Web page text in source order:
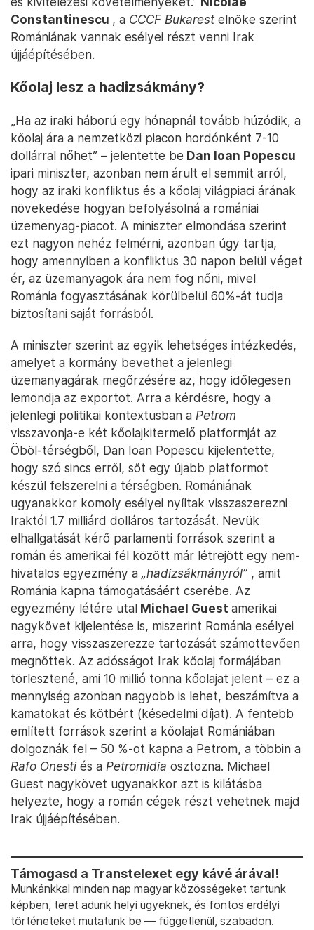
Constantinescu , a CCCF Bukarest elnöke szerint
Romániának vannak esélyei részt venni Irak
újjáépítésében.
Kőolaj lesz a hadizsákmány?
„Ha az iraki háború egy hónapnál tovább húzódik, a
kőolaj ára a nemzetközi piacon hordónként 7-10
dollárral nőhet” – jelentette be Dan Ioan Popescu
ipari miniszter, azonban nem árult el semmit arról,
hogy az iraki konfliktus és a kőolaj világpiaci árának
növekedése hogyan befolyásolná a romániai
üzemenyag-piacot. A miniszter elmondása szerint
ezt nagyon nehéz felmérni, azonban úgy tartja,
hogy amennyiben a konfliktus 30 napon belül véget
ér, az üzemanyagok ára nem fog nőni, mivel
Románia fogyasztásának körülbelül 60%-át tudja
biztosítani saját forrásból.
A miniszter szerint az egyik lehetséges intézkedés,
amelyet a kormány bevethet a jelenlegi
üzemanyagárak megőrzésére az, hogy időlegesen
lemondja az exportot. Arra a kérdésre, hogy a
jelenlegi politikai kontextusban a Petrom
visszavonja-e két kőolajkitermelő platformját az
Öböl-térségből, Dan Ioan Popescu kijelentette,
hogy szó sincs erről, sőt egy újabb platformot
készül felszerelni a térségben. Romániának
ugyanakkor komoly esélyei nyíltak visszaszerezni
Iraktól 1.7 milliárd dolláros tartozását. Nevük
elhallgatását kérő parlamenti források szerint a
román és amerikai fél között már létrejött egy nem-
hivatalos egyezmény a „hadizsákmányról” , amit
Románia kapna támogatásáért cserébe. Az
egyezmény létére utal Michael Guest amerikai
nagykövet kijelentése is, miszerint Románia esélyei
arra, hogy visszaszerezze tartozását számottevően
megnőttek. Az adósságot Irak kőolaj formájában
törlesztené, ami 10 millió tonna kőolajat jelent – ez a
mennyiség azonban nagyobb is lehet, beszámítva a
kamatokat és kötbért (késedelmi díjat). A fentebb
említett források szerint a kőolajat Romániában
dolgoznák fel – 50 %-ot kapna a Petrom, a többin a
Rafo Onestiés a Petromidia osztozna. Michael
Guest nagykövet ugyanakkor azt is kilátásba
helyezte, hogy a román cégek részt vehetnek majd
Irak újjáépítésében.
Támogasd a Transtelexet egy kávé árával!
Munkánkkal minden nap magyar közösségeket tartunk
képben, teret adunk helyi ügyeknek, és fontos erdélyi
történeteket mutatunk be — függetlenül, szabadon.